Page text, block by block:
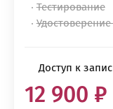
Тестирование
Доступ к
12 900 ₽